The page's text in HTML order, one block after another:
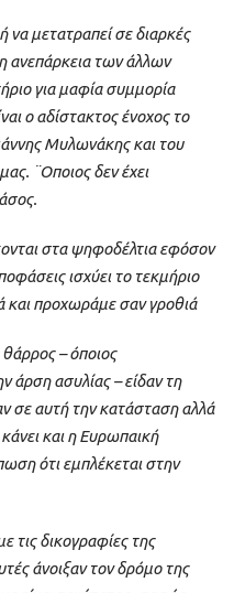
μετατραπεί σε διαρκές
ανεπάρκεια των άλλων
για μαφία συμμορία
ο αδίστακτος ένοχος το
Μυλωνάκης και του
¨Οποιος δεν έχει
στα ψηφοδέλτια εφόσον
ισχύει το τεκμήριο
και προχωράμε σαν γροθιά
– όποιος
άρση ασυλίας – είδαν τη
σε αυτή την κατάσταση αλλά
και η Ευρωπαική
ότι εμπλέκεται στην
τις δικογραφίες της
άνοιξαν τον δρόμο της